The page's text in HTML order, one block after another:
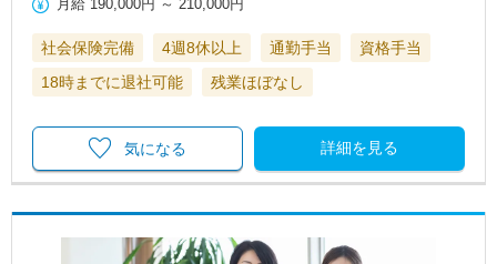
月給 190,000円 ～210,000円
社会保険完備 4週8休以上 通勤手当
資格手当
18時までに退社可能
残業ほぼなし
詳細を見る
気になる